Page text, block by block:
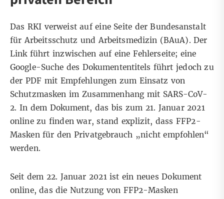
Das RKI verweist auf eine Seite der Bundesanstalt
für Arbeitsschutz und Arbeitsmedizin (BAuA). Der
Link führt inzwischen auf eine Fehlerseite; eine
Google-Suche des Dokumententitels führt jedoch zu
der PDF mit Empfehlungen zum Einsatz von
Schutzmasken im Zusammenhang mit SARS-CoV-
2. In dem Dokument, das bis zum 21. Januar 2021
online zu finden war, stand explizit, dass FFP2-
Masken für den Privatgebrauch „nicht empfohlen“
werden.
Seit dem 22. Januar 2021 ist einneues Dokument
online, das die Nutzung von FFP2-Masken